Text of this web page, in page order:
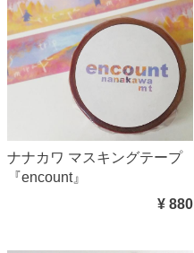
ナナカワ マスキングテープ
『encount』
¥ 880